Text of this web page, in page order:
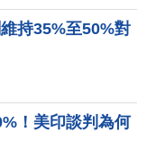
持35%至50%對
！美印談判為何